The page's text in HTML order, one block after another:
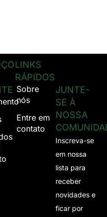
LINKS
RÁPIDOS
Sobre
nós
Entre em
contato
JUNTE-
SE À
NOSSA
Inscreva-se
em nossa
lista para
receber
novidades e
ficar por